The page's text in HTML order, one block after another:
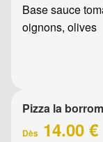
Base sauce
oignons, olives
Pizza la
Dès 14.00 €